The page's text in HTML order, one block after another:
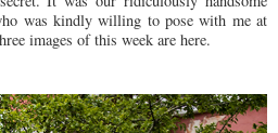
was kindly willing to pose with me at
images of this week are here.